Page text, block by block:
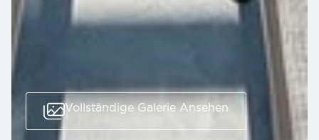
Vollständige Galerie Ansehen